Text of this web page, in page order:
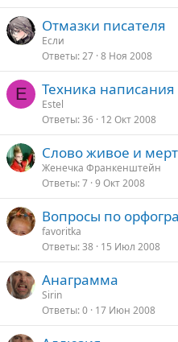
Отмазки писателя
Если
Ответы 27 8 Ноя 2008
E Техника написания
Estel
Ответы 36 12 Окт 2008
Слово живое и
Женечка Франкенштейн
Ответы 7 9 Окт 2008
Вопросы по
favoritka
Ответы 38 15 Июл 2008
Анаграмма
Sirin
Ответы 0 17 Июн 2008